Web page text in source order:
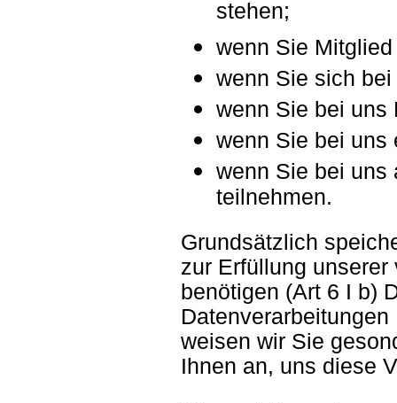
stehen;
wenn Sie
wenn Sie sich
wenn Sie bei uns
wenn Sie bei uns
wenn Sie bei uns
teilnehmen.
Grundsätzlich
zur Erfüllung
benötigen (Art 6 I b)
weisen wir Sie
Ihnen an, uns diese